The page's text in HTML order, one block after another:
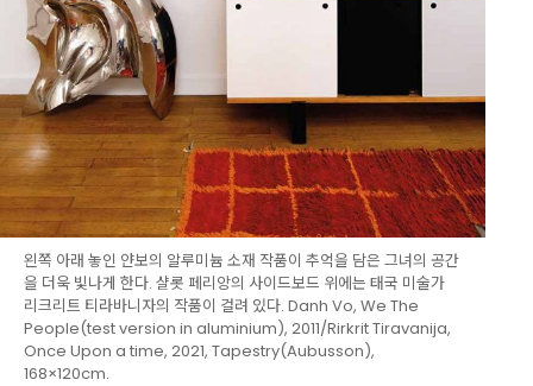
왼쪽 아래 놓인 얀보의 알루미늄 소재 작품이 추억을 담은 그녀의 공간
을 더욱 빛나게 한다. 샬롯 페리앙의 사이드보드 위에는 태국 미술가
리크리트 티라바니자의 작품이 걸려 있다. Danh Vo, We The
People(test version in aluminium), 2011/Rirkrit Tiravanija,
Once Upon a time, 2021, Tapestry(Aubusson),
168×120cm.